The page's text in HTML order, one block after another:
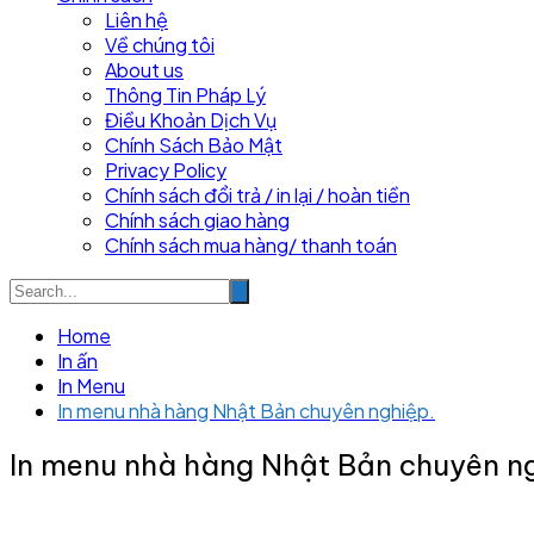
Liên hệ
Về chúng tôi
About us
Thông Tin Pháp Lý
Điều Khoản Dịch Vụ
Chính Sách Bảo Mật
Privacy Policy
Chính sách đổi trả / in lại / hoàn tiền
Chính sách giao hàng
Chính sách mua hàng/ thanh toán
Home
In ấn
In Menu
In menu nhà hàng Nhật Bản chuyên nghiệp.
In menu nhà hàng Nhật Bản chuyên